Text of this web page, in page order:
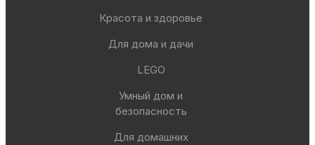
Красота и здоровье
Для дома и дачи
LEGO
Умный дом и
безопасность
Для домашних